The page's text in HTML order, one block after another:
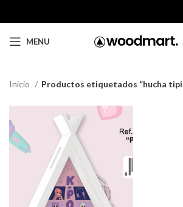
MENU
Inicio Productos etiquetados “hucha